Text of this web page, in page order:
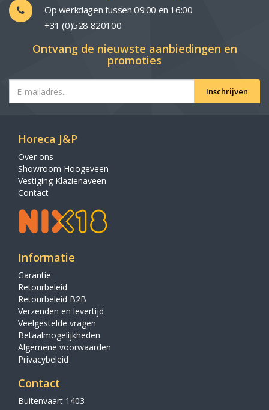
Op werkdagen tussen 09:00 en 16:00
+31 (0)528 820100
Ontvang de nieuwste aanbiedingen en
promoties
Inschrijven
Horeca J&P
Over ons
Showroom Hoogeveen
Vestiging Klazienaveen
Contact
Informatie
Garantie
Retourbeleid
Retourbeleid B2B
Verzenden en levertijd
Veelgestelde vragen
Betaalmogelijkheden
Algemene voorwaarden
Privacybeleid
Contact
Buitenvaart 1403